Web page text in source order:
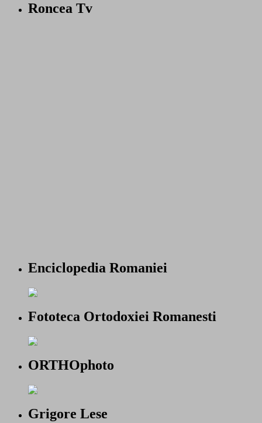
Roncea Tv
Enciclopedia Romaniei
Fototeca Ortodoxiei Romanesti
ORTHOphoto
Grigore Lese